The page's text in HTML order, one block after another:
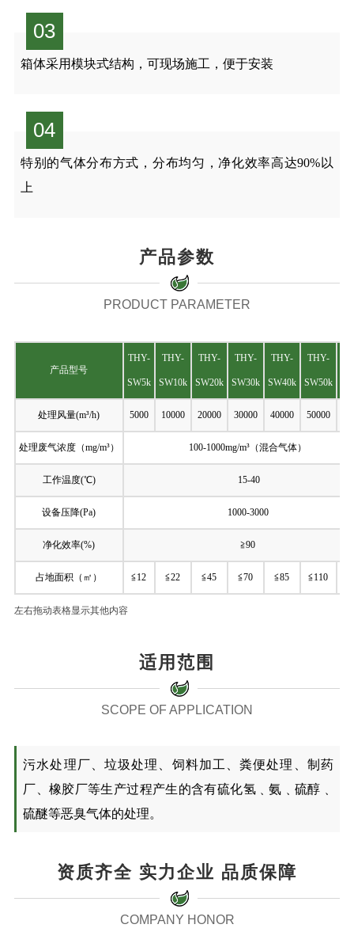
03
箱体采用模块式结构，可现场施工，便于安装
04
特别的气体分布方式，分布均匀，净化效率高达90%以
上
产品参数
PRODUCT PARAMETER
产品型号
THY-
SW5k
THY-
SW10k
THY-
SW20k
THY-
SW30k
THY-
SW40k
THY-
SW50k
处理风量(m³/h) 5000 10000 20000 30000 40000 50000
处理废气浓度（mg/m³） 100-1000mg/m³（混合气体）
工作温度(℃) 15-40
设备压降(Pa) 1000-3000
净化效率(%) ≧90
占地面积（㎡） ≦12 ≦22 ≦45 ≦70 ≦85 ≦110
左右拖动表格显示其他内容
适用范围
SCOPE OF APPLICATION
污水处理厂、垃圾处理、饲料加工、粪便处理、制药
厂、橡胶厂等生产过程产生的含有硫化氢﹑氨﹑硫醇﹑
硫醚等恶臭气体的处理。
资质齐全 实力企业 品质保障
COMPANY HONOR